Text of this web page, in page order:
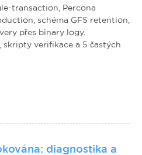
transaction, Percona
schéma GFS retention,
přes binary logy.
verifikace a 5 častých
diagnostika a